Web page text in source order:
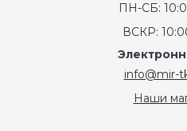
ПН-СБ:
ВСКР:
info@mir-
Наши